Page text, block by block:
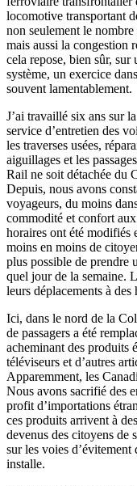
locomotive transportant
non seulement le
mais aussi la congestion
cela repose, bien sûr,
système, un exercice
souvent lamentablement.
J’ai travaillé six ans sur
service d’entretien des
les traverses usées,
aiguillages et les
Rail ne soit détachée du
Depuis, nous avons
voyageurs, du moins
commodité et confort
horaires ont été modifiés
moins en moins de
plus possible de prendre
quel jour de la semaine.
leurs déplacements à
Ici, dans le nord de la
de passagers a été
acheminant des produits
téléviseurs et d’autres
Apparemment, les
Nous avons sacrifié des
profit d’importations
ces produits arrivent à
devenus des citoyens de
sur les voies d’évitement
installe.